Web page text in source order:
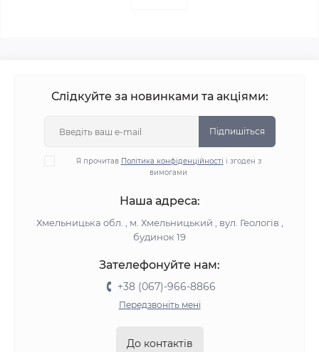
Слідкуйте за новинками та акціями:
Підпишіться
Я прочитав Політика конфіденційності і згоден з
вимогами
Наша адреса:
Хмельницька обл. , м. Хмельницький , вул. Геологів ,
будинок 19
Зателефонуйте нам:
+38 (067)-966-8866
Передзвоніть мені
До контактів